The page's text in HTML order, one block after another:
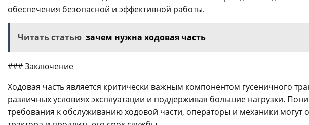
обеспечения безопасной и эффективной работы.
Читать статью зачем нужна ходовая часть
### Заключение
Ходовая часть является критически важным компонентом гусеничного
различных условиях эксплуатации и поддерживая большие нагрузки.
требования к обслуживанию ходовой части, операторы и механики могут